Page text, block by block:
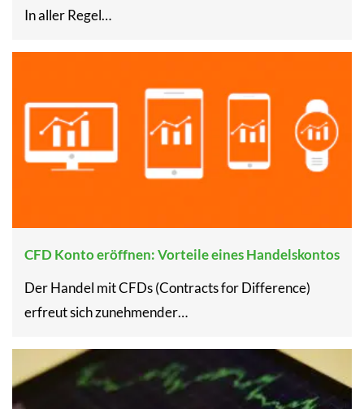
In aller Regel…
CFD Konto eröffnen: Vorteile eines Handelskontos
Der Handel mit CFDs (Contracts for Difference)
erfreut sich zunehmender…